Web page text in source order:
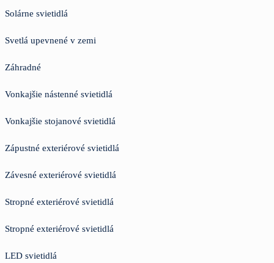
Solárne svietidlá
Svetlá upevnené v zemi
Záhradné
Vonkajšie nástenné svietidlá
Vonkajšie stojanové svietidlá
Zápustné exteriérové svietidlá
Závesné exteriérové svietidlá
Stropné exteriérové svietidlá
Stropné exteriérové svietidlá
LED svietidlá